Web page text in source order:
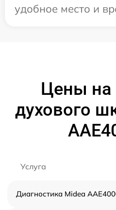
удобное место и
Цены на
духового
Услуга
Диагностика Midea